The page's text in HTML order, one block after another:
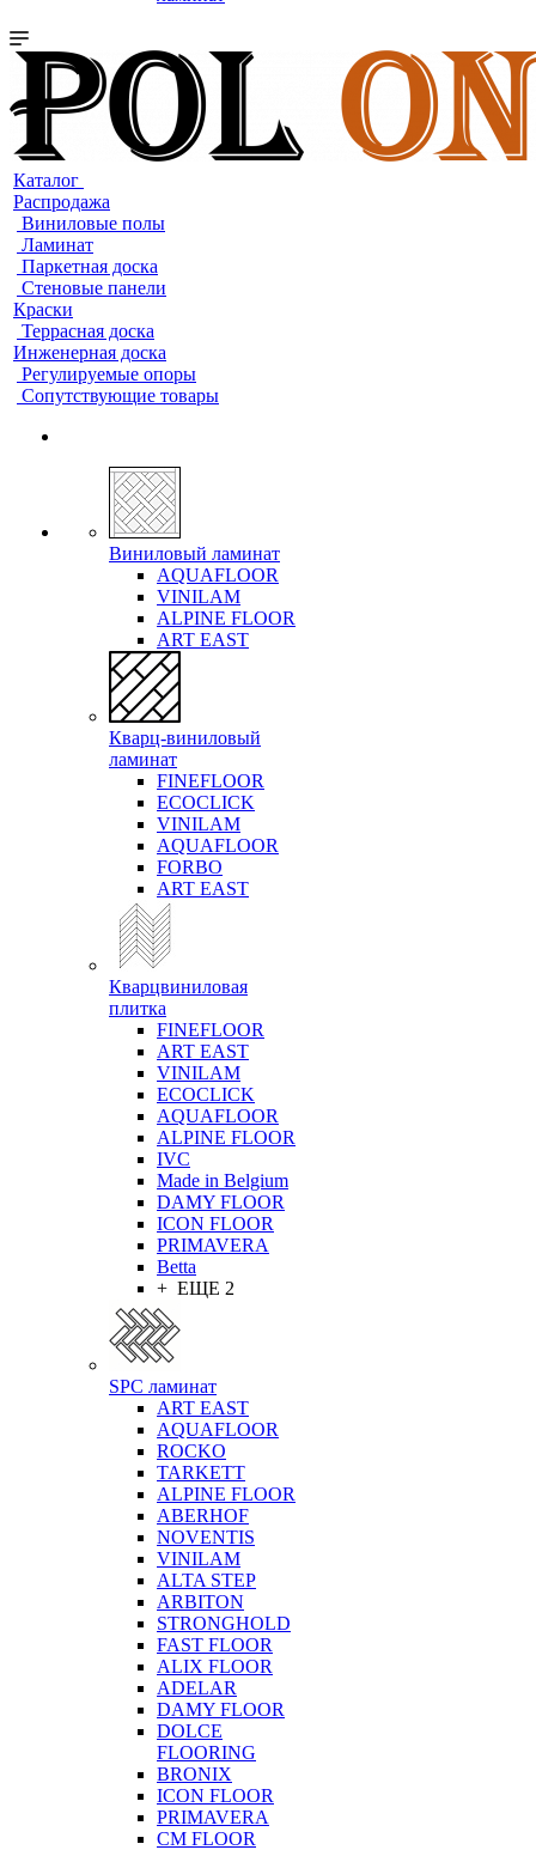
Каталог
Распродажа
Виниловые полы
Ламинат
Паркетная доска
Стеновые панели
Краски
Террасная доска
Инженерная доска
Регулируемые опоры
Сопутствующие товары
Виниловый ламинат
AQUAFLOOR
VINILAM
ALPINE FLOOR
ART EAST
Кварц-виниловый
ламинат
FINEFLOOR
ECOCLICK
VINILAM
AQUAFLOOR
FORBO
ART EAST
Кварцвиниловая
плитка
FINEFLOOR
ART EAST
VINILAM
ECOCLICK
AQUAFLOOR
ALPINE FLOOR
IVC
Made in Belgium
DAMY FLOOR
ICON FLOOR
PRIMAVERA
Betta
+ ЕЩЕ 2
SPC ламинат
ART EAST
AQUAFLOOR
ROCKO
TARKETT
ALPINE FLOOR
ABERHOF
NOVENTIS
VINILAM
ALTA STEP
ARBITON
STRONGHOLD
FAST FLOOR
ALIX FLOOR
ADELAR
DAMY FLOOR
DOLCE
FLOORING
BRONIX
ICON FLOOR
PRIMAVERA
CM FLOOR